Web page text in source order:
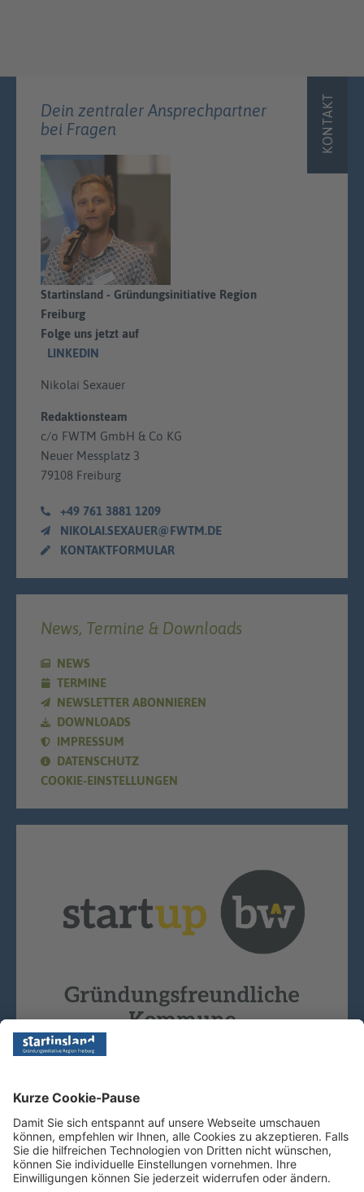
KONTAKT
Dein zentraler Ansprechpartner
bei Fragen
Startinsland - Gründungsinitiative Region
Freiburg
Folge uns jetzt auf
LINKEDIN
Nikolai Sexauer
Redaktionsteam
c/o FWTM GmbH & Co KG
Neuer Messplatz 3
79108 Freiburg
+49 761 3881 1209
NIKOLAI.SEXAUER@FWTM.DE
KONTAKTFORMULAR
News, Termine & Downloads
NEWS
TERMINE
NEWSLETTER ABONNIEREN
DOWNLOADS
IMPRESSUM
DATENSCHUTZ
COOKIE-EINSTELLUNGEN
Copyright © 2026 - Startinsland. Alle Rechte vorbehalten